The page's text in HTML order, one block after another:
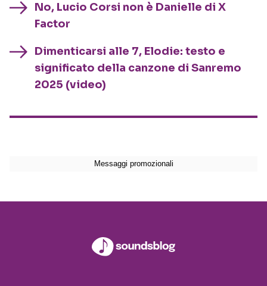
No, Lucio Corsi non è Danielle di X
Factor
Dimenticarsi alle 7, Elodie: testo e
significato della canzone di Sanremo
2025 (video)